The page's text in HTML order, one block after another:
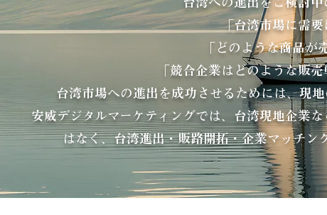
「台湾市場に需要
「どのような商品が
「競合企業はどのような販
台湾市場への進出を成功させるためには、現
安威デジタルマーケティングでは、台湾現地企業
はなく、台湾進出・販路開拓・企業マッチン